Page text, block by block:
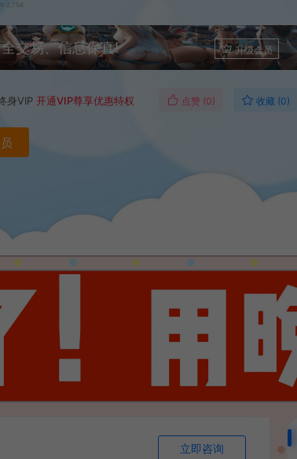
2,756
交易、信息保真! 升级会员
身VIP 开通VIP尊享优惠特权 点赞 (0) 收藏 (0)
立即咨询